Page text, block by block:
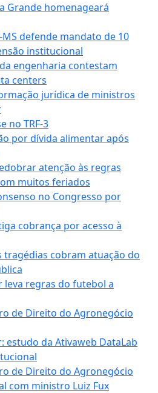
Grande homenageará
defende mandato de 10
institucional
engenharia contestam
centers
jurídica de ministros
no TRF-3
por dívida alimentar após
atenção às regras
muitos feriados
no Congresso por
cobrança por acesso à
cobram atuação do
leva regras do futebol a
de Direito do Agronegócio
estudo da Ativaweb DataLab
de Direito do Agronegócio
com ministro Luiz Fux